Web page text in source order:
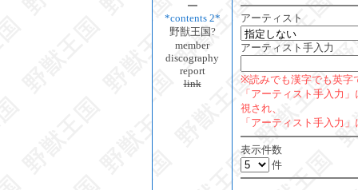
*contents 2*
野獣王国?
member
discography
report
link
アーティスト
アーティスト手入力
※読みでも漢字でも英字
「アーティスト手入力
視され、
「アーティスト手入力
表示件数
件